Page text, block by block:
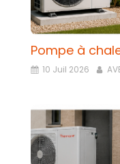
Pompe à
10 Juil 2026